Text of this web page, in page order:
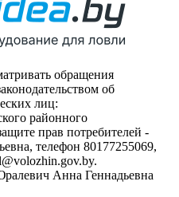
обращения
об
лиц:
районного
прав потребителей -
телефон 80177255069,
Анна Геннадьевна